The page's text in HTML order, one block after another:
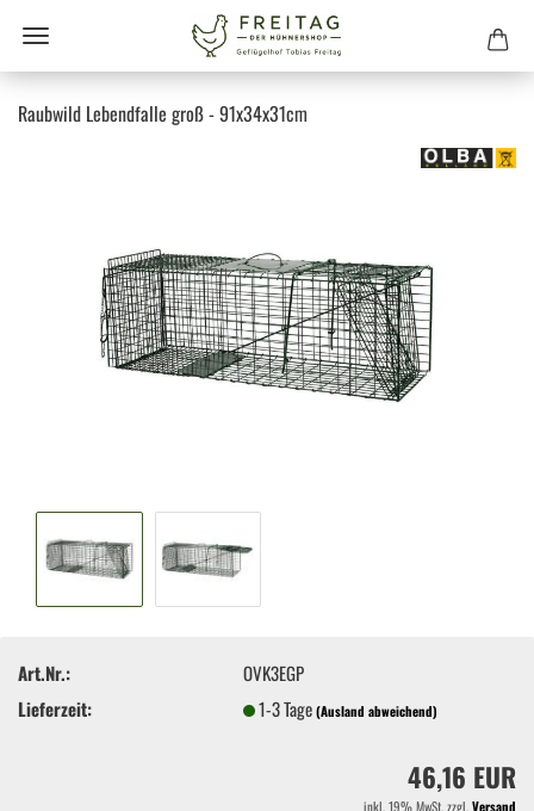
Raubwild Lebendfalle groß - 91x34x31cm
Art.Nr.:
OVK3EGP
Lieferzeit:
1-3 Tage(Ausland abweichend)
46,16 EUR
inkl. 19% MwSt. zzgl.Versand